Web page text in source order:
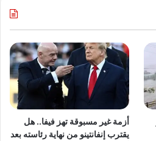
أزمة غير مسبوقة تهز فيفا.. هل
يقترب إنفانتينو من نهاية رئاسته بعد